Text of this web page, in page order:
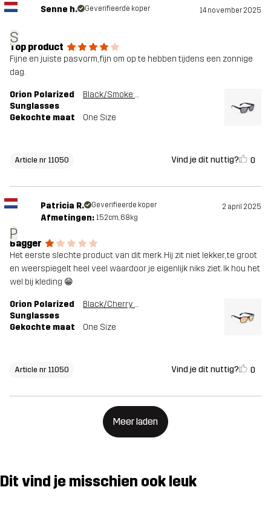
S
Senne h. Geverifieerde koper 14 november 2025
Top product
Fijne en juiste pasvorm, fijn om op te hebben tijdens een zonnige
dag.
Orion Polarized
Sunglasses
Black/Smoke Grey
Gekochte maat One Size
Article nr 11050 Vind je dit nuttig? 0
P
Patricia R. Geverifieerde koper 2 april 2025
Afmetingen: 152cm, 68kg
Bagger
Het eerste slechte product van dit merk. Hij zit niet lekker, te groot
en weerspiegelt heel veel waardoor je eigenlijk niks ziet. Ik hou het
wel bij kleding 😁
Orion Polarized
Sunglasses
Black/Cherry Pink
Gekochte maat One Size
Article nr 11050 Vind je dit nuttig? 0
Meer laden
Dit vind je misschien ook leuk